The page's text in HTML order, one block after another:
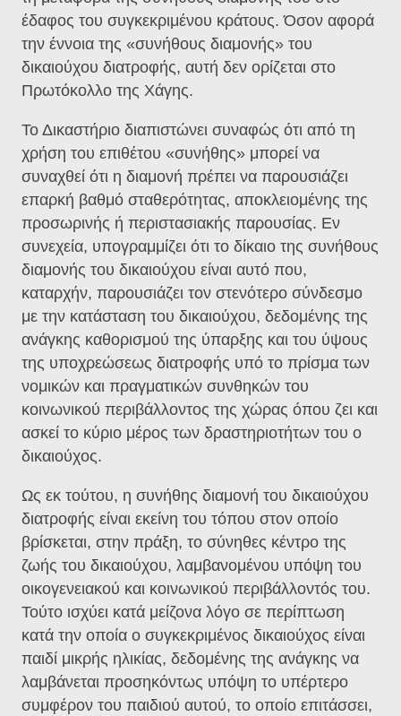
έδαφος του συγκεκριμένου κράτους. Όσον αφορά
την έννοια της «συνήθους διαμονής» του
δικαιούχου διατροφής, αυτή δεν ορίζεται στο
Πρωτόκολλο της Χάγης.
Το Δικαστήριο διαπιστώνει συναφώς ότι από τη
χρήση του επιθέτου «συνήθης» μπορεί να
συναχθεί ότι η διαμονή πρέπει να παρουσιάζει
επαρκή βαθμό σταθερότητας, αποκλειομένης της
προσωρινής ή περιστασιακής παρουσίας. Εν
συνεχεία, υπογραμμίζει ότι το δίκαιο της συνήθους
διαμονής του δικαιούχου είναι αυτό που,
καταρχήν, παρουσιάζει τον στενότερο σύνδεσμο
με την κατάσταση του δικαιούχου, δεδομένης της
ανάγκης καθορισμού της ύπαρξης και του ύψους
της υποχρεώσεως διατροφής υπό το πρίσμα των
νομικών και πραγματικών συνθηκών του
κοινωνικού περιβάλλοντος της χώρας όπου ζει και
ασκεί το κύριο μέρος των δραστηριοτήτων του ο
δικαιούχος.
Ως εκ τούτου, η συνήθης διαμονή του δικαιούχου
διατροφής είναι εκείνη του τόπου στον οποίο
βρίσκεται, στην πράξη, το σύνηθες κέντρο της
ζωής του δικαιούχου, λαμβανομένου υπόψη του
οικογενειακού και κοινωνικού περιβάλλοντός του.
Τούτο ισχύει κατά μείζονα λόγο σε περίπτωση
κατά την οποία ο συγκεκριμένος δικαιούχος είναι
παιδί μικρής ηλικίας, δεδομένης της ανάγκης να
λαμβάνεται προσηκόντως υπόψη το υπέρτερο
συμφέρον του παιδιού αυτού, το οποίο επιτάσσει,